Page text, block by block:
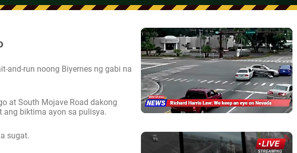
and-run noong Biyernes ng gabi na
at South Mojave Road dakong
ang biktima ayon sa pulisya.
sugat.